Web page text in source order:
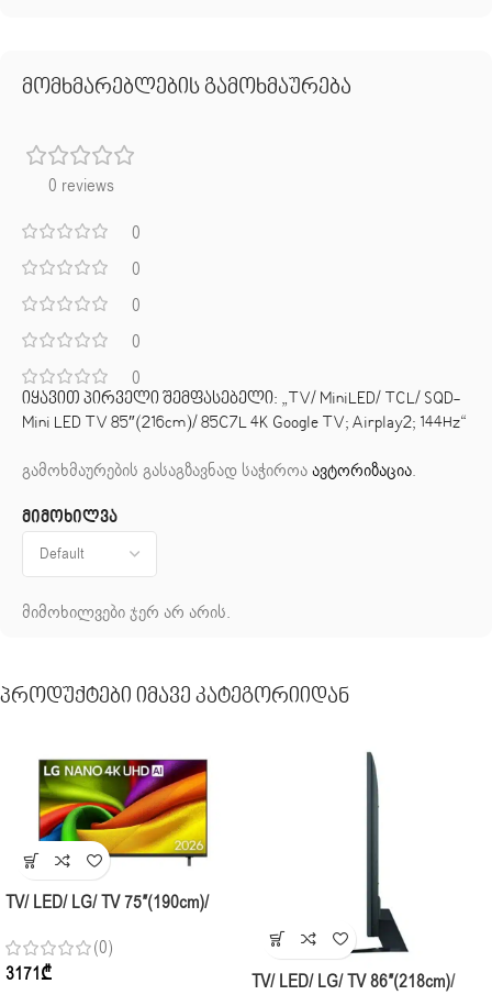
მომხმარებლების გამოხმაურება
0 reviews
0
0
0
0
0
მიმოხილვა
მიმოხილვები ჯერ არ არის.
იყავით პირველი შემფასებელი: „TV/ MiniLED/ TCL/ SQD-
Mini LED TV 85″(216cm)/ 85C7L 4K Google TV; Airplay2; 144Hz“
გამოხმაურების გასაგზავნად საჭიროაავტორიზაცია.
Პროდუქტები Იმავე Კატეგორიიდან
TV/ LED/ LG/ TV 75″(190cm)/
UHD AI NU85 Smart TV 2026
(0)
3171₾
TV/ LED/ LG/ TV 86″(218cm)/